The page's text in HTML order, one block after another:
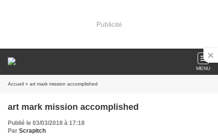
Publicité
MENU
Accueil » art mark mission accomplished
art mark mission accomplished
Publié le 03/03/2018 à 17:18
Par Scrapitch